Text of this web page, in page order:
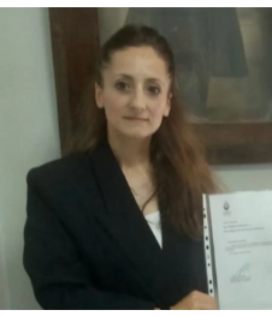
Son Dakika Haberleri
Haber Arşivi